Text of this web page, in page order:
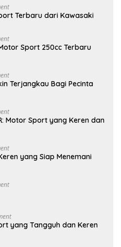
Terbaru dari Kawasaki
Sport 250cc Terbaru
Terjangkau Bagi Pecinta
Motor Sport yang Keren dan
yang Siap Menemani
yang Tangguh dan Keren